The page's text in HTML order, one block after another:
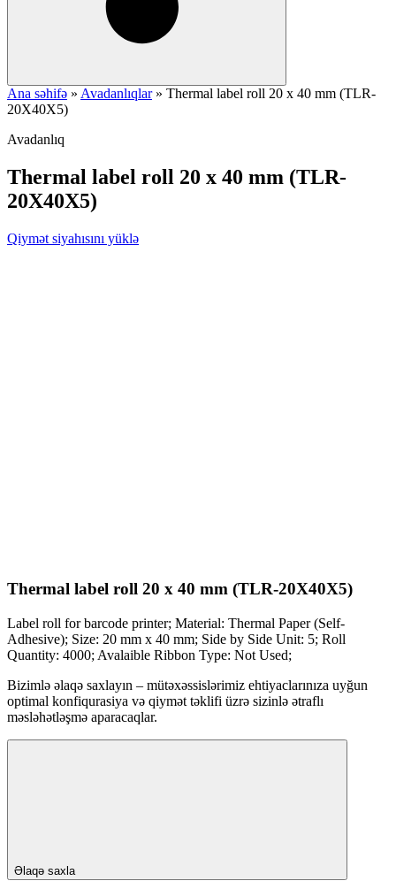
Ana səhifə » Avadanlıqlar» Thermal label roll 20 x 40 mm (TLR-
20X40X5)
Avadanlıq
Thermal label roll 20 x 40 mm (TLR-
20X40X5)
Qiymət siyahısını yüklə
Thermal label roll 20 x 40 mm (TLR-20X40X5)
Label roll for barcode printer; Material: Thermal Paper (Self-
Adhesive); Size: 20 mm x 40 mm; Side by Side Unit: 5; Roll
Quantity: 4000; Avalaible Ribbon Type: Not Used;
Bizimlə əlaqə saxlayın – mütəxəssislərimiz ehtiyaclarınıza uyğun
optimal konfiqurasiya və qiymət təklifi üzrə sizinlə ətraflı
məsləhətləşmə aparacaqlar.
Əlaqə saxla